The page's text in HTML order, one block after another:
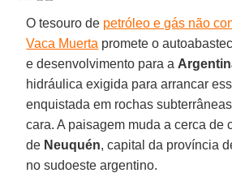
O tesouro de petróleo e gás não
Vaca Muerta promete o
e desenvolvimento para a
hidráulica exigida para arrancar
enquistada em rochas
cara. A paisagem muda a cerca de
de Neuquén, capital da província
no sudoeste argentino.